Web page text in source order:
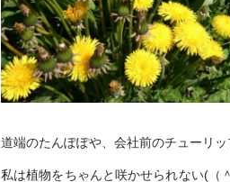
道端のたんぽぽや、会社前のチューリ
私は植物をちゃんと咲かせられない(（